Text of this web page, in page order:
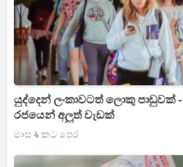
යුද්දෙන් ලංකාවටත් ලොකු
රජයෙන් අලුත් වැඩක්
මාස 4 කට පෙර